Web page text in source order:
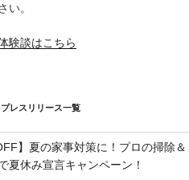
い。
験談はこちら
レスリリース一覧
】夏の家事対策に！プロの掃除＆
夏休み宣言キャンペーン！